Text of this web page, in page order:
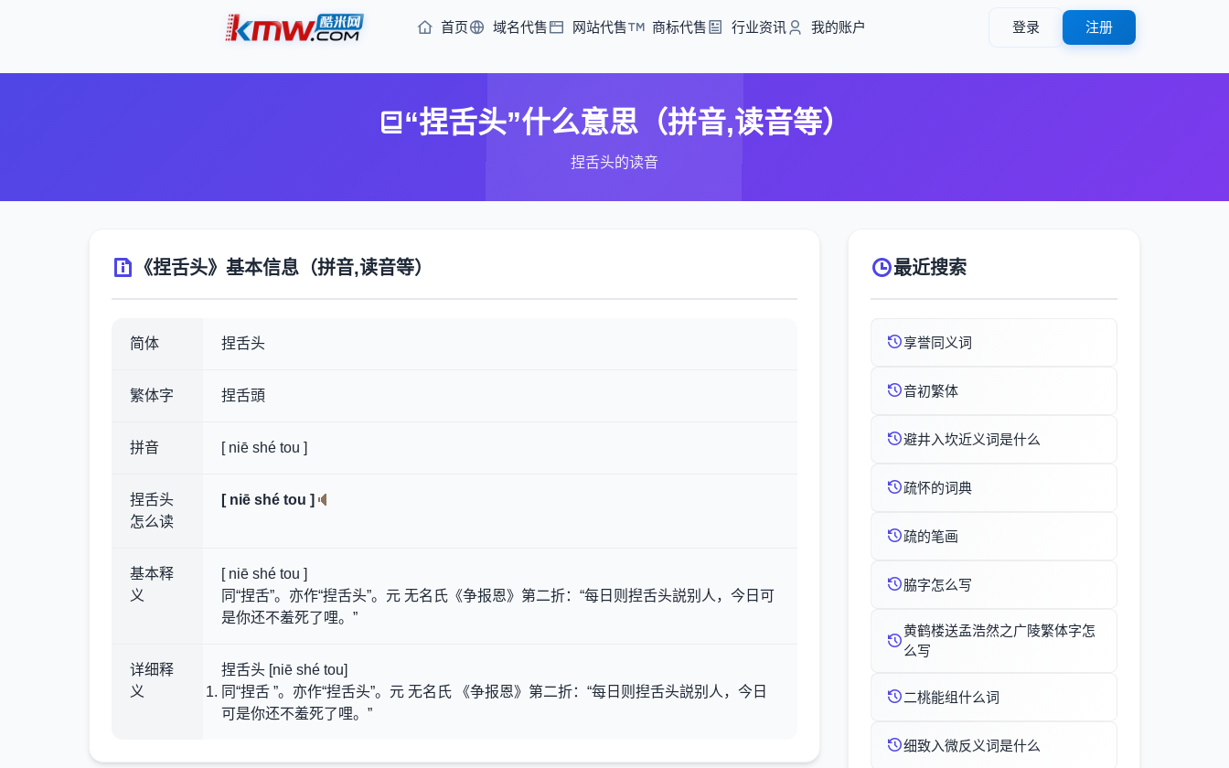
首页 域名代售 网站代售 商标代售 行业资讯 我的账户 登录 注册
“捏舌头”什么意思（拼音,读音等）
捏舌头的读音
《捏舌头》基本信息（拼音,读音等）
简体 捏舌头
繁体字 捏舌頭
拼音 [ niē shé tou ]
捏舌头
怎么读
[ niē shé tou ]
基本释
义
[ niē shé tou ]
同“捏舌”。亦作“揑舌头”。元 无名氏《争报恩》第二折：“每日则揑舌头説别人，今日可
是你还不羞死了哩。”
详细释
义
捏舌头 [niē shé tou]
同“捏舌 ”。亦作“揑舌头”。元 无名氏 《争报恩》第二折：“每日则揑舌头説别人，今日
可是你还不羞死了哩。”
最近搜索
享誉同义词
音初繁体
避井入坎近义词是什么
疏怀的词典
疏的笔画
脇字怎么写
黄鹤楼送孟浩然之广陵繁体字怎
么写
二桃能组什么词
细致入微反义词是什么